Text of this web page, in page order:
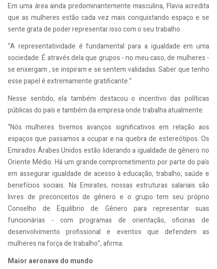
Em uma área ainda predominantemente masculina, Flavia acredita
que as mulheres estão cada vez mais conquistando espaço e se
sente grata de poder representar isso com o seu trabalho.
“A representatividade é fundamental para a igualdade em uma
sociedade. É através dela que grupos - no meu caso, de mulheres -
se enxergam , se inspiram e se sentem validadas. Saber que tenho
esse papel é extremamente gratificante.”
Nesse sentido, ela também destacou o incentivo das políticas
públicas do país e também da empresa onde trabalha atualmente.
“Nós mulheres tivemos avanços significativos em relação aos
espaços que passamos a ocupar e na quebra de estereótipos. Os
Emirados Árabes Unidos estão liderando a igualdade de gênero no
Oriente Médio. Há um grande comprometimento por parte do país
em assegurar igualdade de acesso à educação, trabalho, saúde e
benefícios sociais. Na Emirates, nossas estruturas salariais são
livres de preconceitos de gênero e o grupo tem seu próprio
Conselho de Equilíbrio de Gênero para representar suas
funcionárias - com programas de orientação, oficinas de
desenvolvimento profissional e eventos que defendem as
mulheres na força de trabalho”, afirma.
Maior aeronave do mundo